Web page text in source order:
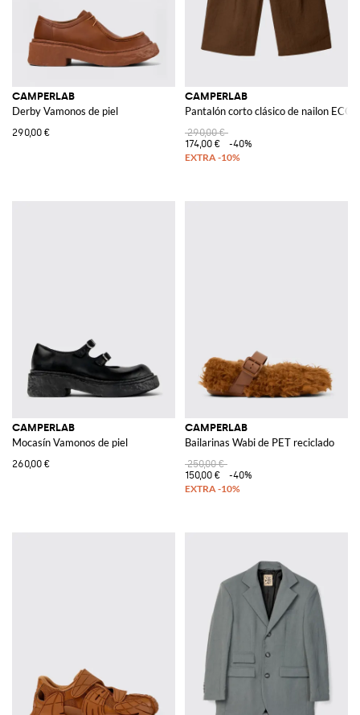
CAMPERLAB
Derby Vamonos de piel
290,00 €
CAMPERLAB
Pantalón corto clásico de nailon
290,00 €
174,00 €
-40%
CAMPERLAB
Mocasín Vamonos de piel
260,00 €
CAMPERLAB
Bailarinas Wabi de PET reciclado
250,00 €
150,00 €
-40%